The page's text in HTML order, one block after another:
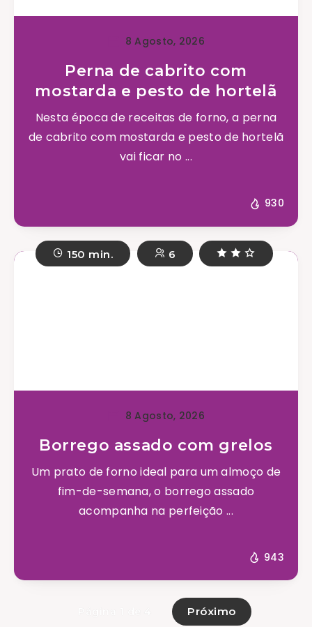
8 Agosto, 2026
Perna de cabrito com
mostarda e pesto de hortelã
Nesta época de receitas de forno, a perna
de cabrito com mostarda e pesto de hortelã
vai ficar no ...
930
150 min. 6
8 Agosto, 2026
Borrego assado com grelos
Um prato de forno ideal para um almoço de
fim-de-semana, o borrego assado
acompanha na perfeição ...
943
Próximo